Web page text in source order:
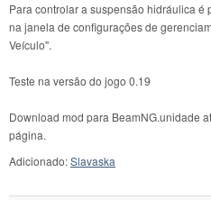
Para controlar a suspensão hidráulica
na janela de configurações de
Veículo".
Teste na versão do jogo 0.19
Download mod para BeamNG.unidade
página.
Adicionado:Slavaska